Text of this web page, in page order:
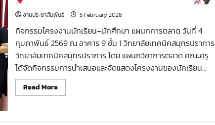
โครงการ
นวัตกรรม
สาย
อาชีพ
ชั้น
สูง
ผลิต
พัฒนา
กำลัง
คน
งานประชาสัมพันธ์ 5 February 2026
กิจกรรมโครงงานนักเรียน–นักศึกษา แผนกการตลาด วันที่ 4
กุมภาพันธ์ 2569 ณ อาคาร 9 ชั้น 1 วิทยาลัยเทคนิคสมุทรปราการ
วิทยาลัยเทคนิคสมุทรปราการ โดย แผนกวิชาการตลาด คณะครู
ได้จัดกิจกรรมการนำเสนอและจัดแสดงโครงงานของนักเรียน...
Read MoreRead
more